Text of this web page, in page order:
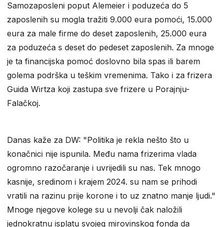
Samozaposleni poput Alemeier i poduzeća do 5
zaposlenih su mogla tražiti 9.000 eura pomoći, 15.000
eura za male firme do deset zaposlenih, 25.000 eura
za poduzeća s deset do pedeset zaposlenih. Za mnoge
je ta financijska pomoć doslovno bila spas ili barem
golema podrška u teškim vremenima. Tako i za frizera
Guida Wirtza koji zastupa sve frizere u Porajnju-
Falačkoj.
Danas kaže za DW: "Politika je rekla nešto što u
konačnici nije ispunila. Među nama frizerima vlada
ogromno razočaranje i uvrijedili su nas. Tek mnogo
kasnije, sredinom i krajem 2024. su nam se prihodi
vratili na razinu prije korone i to uz znatno manje ljudi."
Mnoge njegove kolege su u nevolji čak naložili
jednokratnu isplatu svojeg mirovinskog fonda da